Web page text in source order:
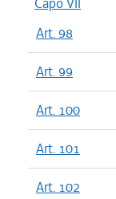
Art. 98
Art. 99
Art. 100
Art. 101
Art. 102